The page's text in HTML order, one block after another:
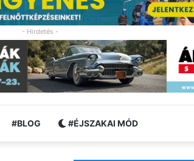
- Hirdetés -
#BLOG #ÉJSZAKAI MÓD